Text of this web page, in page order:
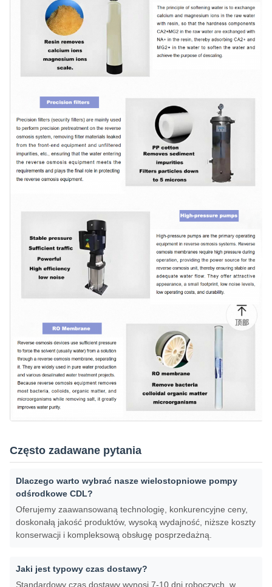
Często zadawane pytania
Dlaczego warto wybrać nasze wielostopniowe pompy
odśrodkowe CDL?
Oferujemy zaawansowaną technologię, konkurencyjne ceny,
doskonałą jakość produktów, wysoką wydajność, niższe koszty
konserwacji i kompleksową obsługę posprzedażną.
Jaki jest typowy czas dostawy?
Standardowy czas dostawy wynosi 7-10 dni roboczych, w